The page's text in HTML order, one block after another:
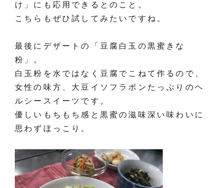
け」にも応用できるとのこと。
こちらもぜひ試してみたいですね。
最後にデザートの「豆腐白玉の黒蜜きな
粉」。
白玉粉を水ではなく豆腐でこねて作るので、
女性の味方、大豆イソフラボンたっぷりのヘ
ルシースイーツです。
優しいもちもち感と黒蜜の滋味深い味わいに
思わずほっこり。